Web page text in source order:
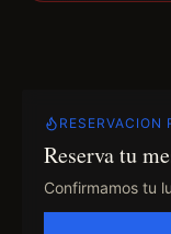
RESERVACION
Reserva tu
Confirmamos tu